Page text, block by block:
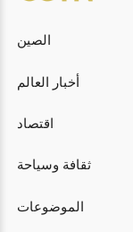
الصين
أخبار العالم
اقتصاد
ثقافة وسياحة
الموضوعات